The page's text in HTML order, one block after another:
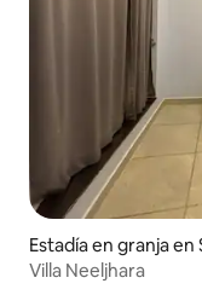
Estadía en granja en
Villa Neeljhara